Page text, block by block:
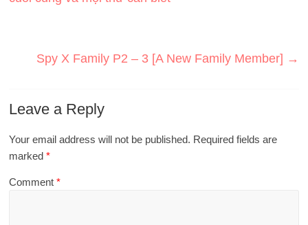
Spy X Family P2 – 3 [A New Family Member] →
Leave a Reply
Your email address will not be published. Required fields are
marked*
Comment*